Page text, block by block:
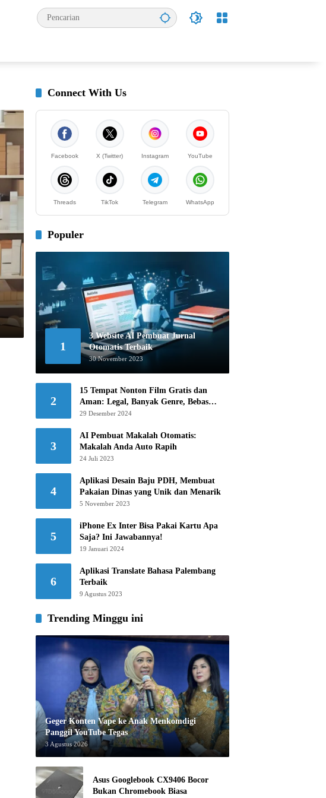
Connect With Us
Facebook X (Twitter) Instagram YouTube
Threads TikTok Telegram WhatsApp
Populer
1
3 Website AI Pembuat Jurnal
Otomatis Terbaik
30 November 2023
2
15 Tempat Nonton Film Gratis dan
Aman: Legal, Banyak Genre, Bebas
Khawatir!
29 Desember 2024
3
AI Pembuat Makalah Otomatis:
Makalah Anda Auto Rapih
24 Juli 2023
4
Aplikasi Desain Baju PDH, Membuat
Pakaian Dinas yang Unik dan Menarik
5 November 2023
5
iPhone Ex Inter Bisa Pakai Kartu Apa
Saja? Ini Jawabannya!
19 Januari 2024
6
Aplikasi Translate Bahasa Palembang
Terbaik
9 Agustus 2023
Trending Minggu ini
Geger Konten Vape ke Anak Menkomdigi
Panggil YouTube Tegas
3 Agustus 2026
Asus Googlebook CX9406 Bocor
Bukan Chromebook Biasa